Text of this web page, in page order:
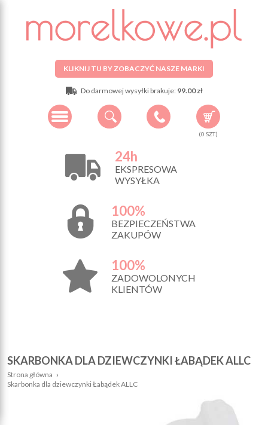
KLIKNIJ TU BY ZOBACZYĆ NASZE MARKI
Do darmowej wysyłki brakuje: 99.00 zł
(0 SZT.)
24h
EKSPRESOWA
WYSYŁKA
100%
BEZPIECZEŃSTWA
ZAKUPÓW
100%
ZADOWOLONYCH
KLIENTÓW
SKARBONKA DLA DZIEWCZYNKI ŁABĄDEK ALLC
Strona główna ›
Skarbonka dla dziewczynki Łabądek ALLC